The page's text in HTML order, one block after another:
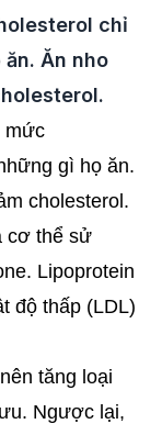
chỉ
Ăn nho
mức
gì họ ăn.
cholesterol.
cơ thể sử
Lipoprotein
độ thấp (LDL)
tăng loại
Ngược lại,